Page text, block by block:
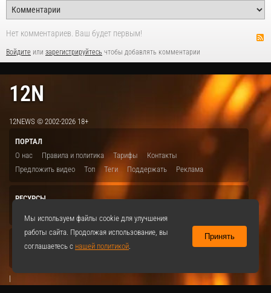
Нет комментариев. Ваш будет первым!
Войдите или зарегистрируйтесь чтобы добавлять комментарии
12N
12NEWS © 2002-2026 18+
ПОРТАЛ
О нас
Правила и политика Тарифы
Контакты
Предложить видео
Топ Теги Поддержать Реклама
РЕСУРСЫ
|
Мы используем файлы cookie для улучшения
работы сайта. Продолжая использование, вы
соглашаетесь с нашей политикой.
Принять